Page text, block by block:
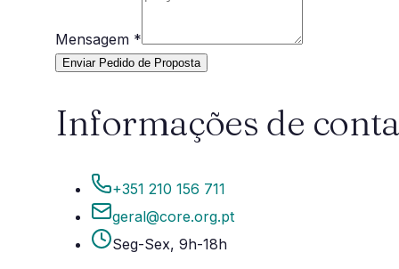
Mensagem *
Enviar Pedido de Proposta
Informações de
+351 210 156 711
geral@core.org.pt
Seg-Sex, 9h-18h